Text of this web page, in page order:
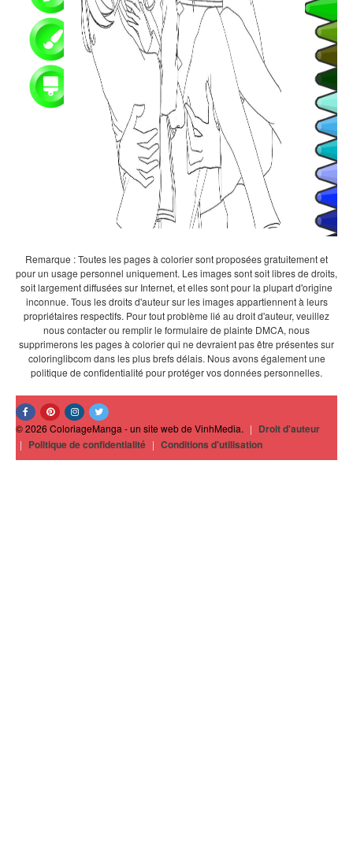
Remarque : Toutes les pages à colorier sont proposées gratuitement et
pour un usage personnel uniquement. Les images sont soit libres de droits,
soit largement diffusées sur Internet, et elles sont pour la plupart d'origine
inconnue. Tous les droits d'auteur sur les images appartiennent à leurs
propriétaires respectifs. Pour tout problème lié au droit d'auteur, veuillez
nous contacter ou remplir le formulaire de plainte DMCA, nous
supprimerons les pages à colorier qui ne devraient pas être présentes sur
coloringlibcom dans les plus brefs délais. Nous avons également une
politique de confidentialité pour protéger vos données personnelles.
© 2026 ColoriageManga - un site web de VinhMedia. | Droit d'auteur
| Politique de confidentialité | Conditions d'utilisation